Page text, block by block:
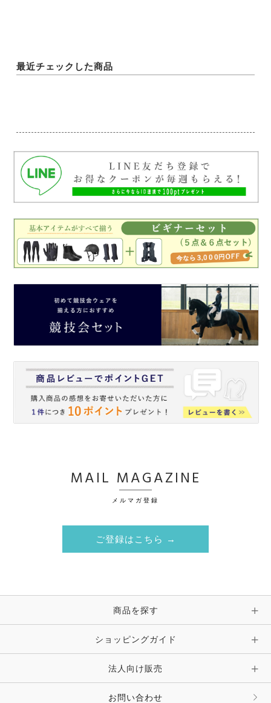
最近チェックした商品
MAIL MAGAZINE
メルマガ登録
ご登録はこちら →
商品を探す
ショッピングガイド
法人向け販売
お問い合わせ